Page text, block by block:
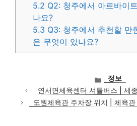
5.2 Q2: 청주에서 아르바이
나요?
5.3 Q3: 청주에서 추천할 만
은 무엇이 있나요?
카
테
고
리
정보
연서면체육센터 셔틀버스 | 세
도원체육관 주차장 위치 | 체육